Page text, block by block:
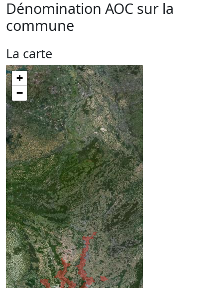
Dénomination AOC sur la
commune
La carte
+
−